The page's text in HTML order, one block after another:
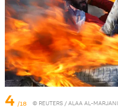
4 /18 © REUTERS / ALAA AL-MARJANI